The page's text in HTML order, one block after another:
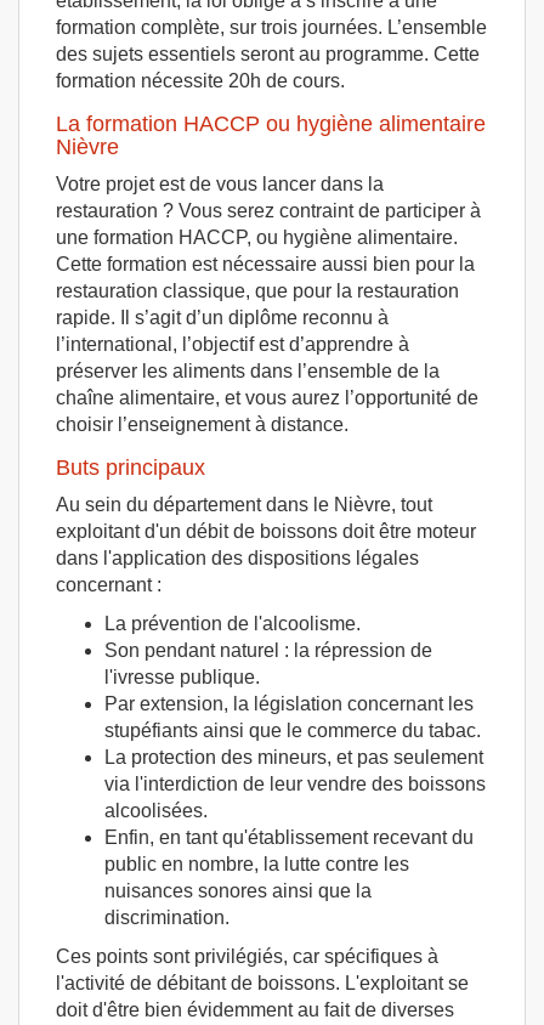
formation complète, sur trois journées. L’ensemble
des sujets essentiels seront au programme. Cette
formation nécessite 20h de cours.
La formation HACCP ou hygiène alimentaire
Nièvre
Votre projet est de vous lancer dans la
restauration ? Vous serez contraint de participer à
une formation HACCP, ou hygiène alimentaire.
Cette formation est nécessaire aussi bien pour la
restauration classique, que pour la restauration
rapide. Il s’agit d’un diplôme reconnu à
l’international, l’objectif est d’apprendre à
préserver les aliments dans l’ensemble de la
chaîne alimentaire, et vous aurez l’opportunité de
choisir l’enseignement à distance.
Buts principaux
Au sein du département dans le Nièvre, tout
exploitant d'un débit de boissons doit être moteur
dans l'application des dispositions légales
concernant :
La prévention de l'alcoolisme.
Son pendant naturel : la répression de
l'ivresse publique.
Par extension, la législation concernant les
stupéfiants ainsi que le commerce du tabac.
La protection des mineurs, et pas seulement
via l'interdiction de leur vendre des boissons
alcoolisées.
Enfin, en tant qu'établissement recevant du
public en nombre, la lutte contre les
nuisances sonores ainsi que la
discrimination.
Ces points sont privilégiés, car spécifiques à
l'activité de débitant de boissons. L'exploitant se
doit d'être bien évidemment au fait de diverses